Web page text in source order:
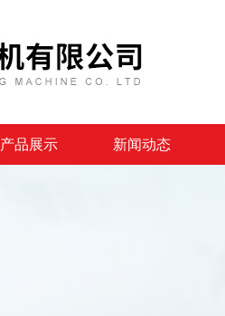
产品展示 新闻动态